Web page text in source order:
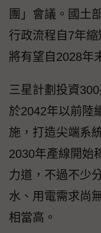
團」會議。國土
行政流程自7年
將有望自2028年
三星計劃投資
於2042年以前陸
施，打造尖端系
2030年產線開始
力道，不過不少
水、用電需求尚
相當高。